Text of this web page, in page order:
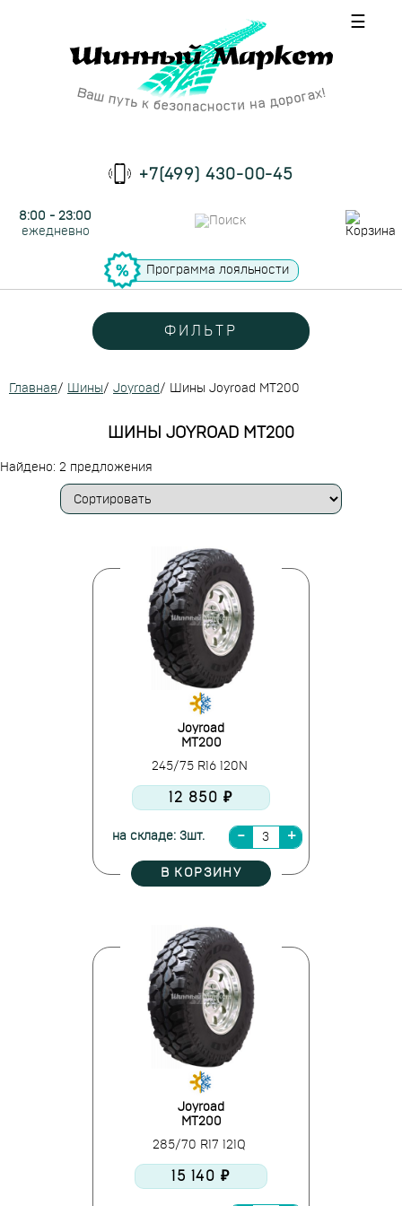
☰
+7(499) 430-00-45
8:00 - 23:00
ежедневно
Программа лояльности
ФИЛЬТР
Главная/ Шины/ Joyroad/ Шины Joyroad MT200
ШИНЫ JOYROAD MT200
Найдено: 2 предложения
Joyroad
MT200
245/75 R16 120N
12 850 ₽
на складе: 3шт.
В КОРЗИНУ
Joyroad
MT200
285/70 R17 121Q
15 140 ₽